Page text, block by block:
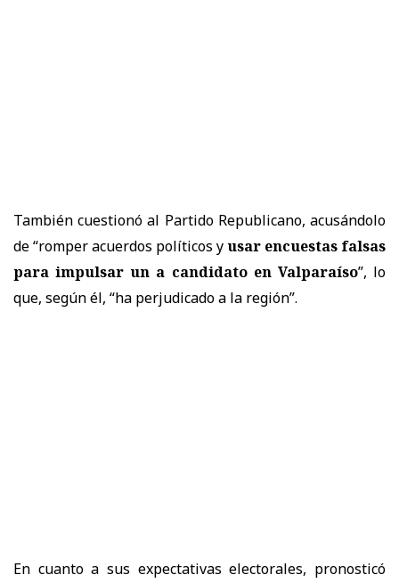
También cuestionó al Partido Republicano, acusándolo
de “romper acuerdos políticos yusar encuestas falsas
para impulsar un a candidato en Valparaíso”, lo
que, según él, “ha perjudicado a la región”.
En cuanto a sus expectativas electorales, pronosticó